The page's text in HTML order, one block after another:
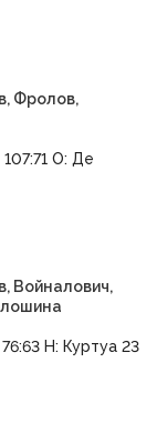
Фролов,
107:71 О: Де
Войналович,
76:63 Н: Куртуа 23